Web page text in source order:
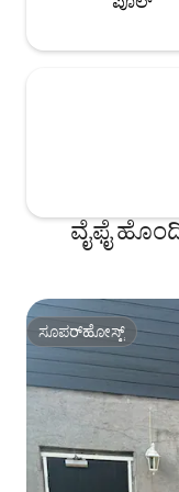
ವೈಫೈ
ಸೂಪರ್‌ಹೋಸ್ಟ್
ಸೂಪರ್‌ಹೋಸ್ಟ್